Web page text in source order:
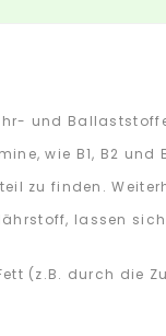
und
wie B1, B2
zu finden.
lassen
(z.B. durch die